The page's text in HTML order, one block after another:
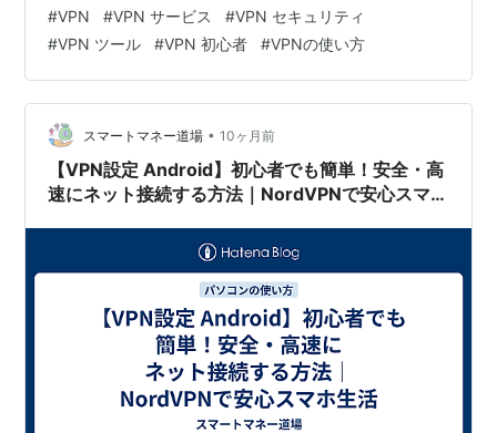
証」です。 本稿では、リモートデスクトップ接続の安全
性を飛躍的に高めるVPNの役割と仕組み、そして世界の
ユーザーに選ばれるVPNサービス「NordVPN」の活用メ
リットを解説します。 快適なネット環境NordVPNであな
たのネット上の個人情報を守りましょう…
#VPN #VPN サービス #VPN セキュリティ
#VPN ツール #VPN 初心者 #VPNの使い方
スマートマネー道場 • 10ヶ月前
【VPN設定 Android】初心者でも簡単！安全・高
速にネット接続する方法｜NordVPNで安心スマホ